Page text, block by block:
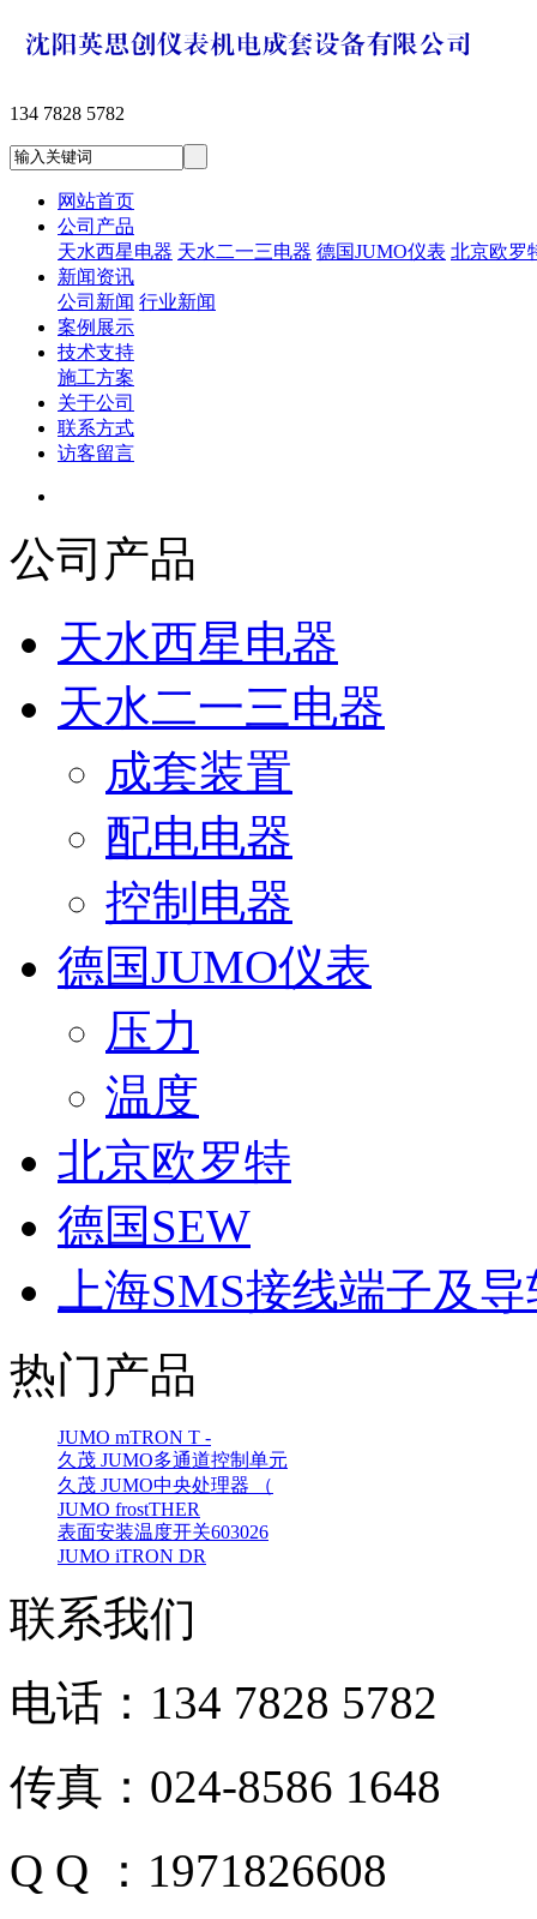
134 7828 5782
网站首页
公司产品
天水西星电器 天水二一三电器 德国JUMO仪表 北京欧罗
新闻资讯
公司新闻 行业新闻
案例展示
技术支持
施工方案
关于公司
联系方式
访客留言
公司产品
天水西星电器
天水二一三电器
成套装置
配电电器
控制电器
德国JUMO仪表
压力
温度
北京欧罗特
德国SEW
上海SMS接线端子及
热门产品
JUMO mTRON T -
久茂 JUMO多通道控制单元
久茂 JUMO中央处理器 （
JUMO frostTHER
表面安装温度开关603026
JUMO iTRON DR
联系我们
电话：134 7828 5782
传真：024-8586 1648
Q Q ：1971826608